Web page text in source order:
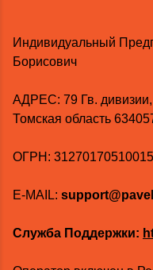
Индивидуальный
Борисович
AДРЕС: 79 Гв.
Томская область
ОГРН:
E-MAIL:
Служба Поддержки: